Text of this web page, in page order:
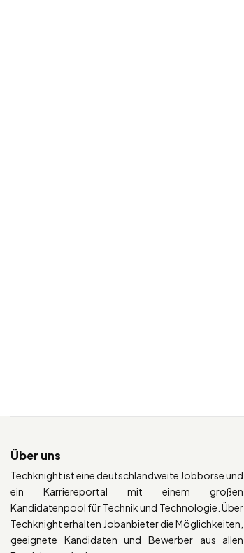
Über uns
Techknight ist eine deutschlandweite Jobbörse und
ein Karriereportal mit einem großen
Kandidatenpool für Technik und Technologie. Über
Techknight erhalten Jobanbieter die Möglichkeiten,
geeignete Kandidaten und Bewerber aus allen